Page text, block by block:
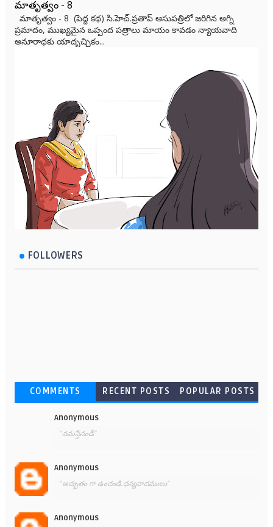
మాతృత్వం - 8
మాతృత్వం - 8 (పెద్ద కథ) సి.హెచ్.ప్రతాప్ ఆసుపత్రిలో జరిగిన అగ్ని
ప్రమాదం, ముఖ్యమైన ఒప్పంద పత్రాలు మాయం కావడం న్యాయవాది
అనూరాధకు యాదృచ్ఛికం...
FOLLOWERS
COMMENTS RECENT POSTS POPULAR POSTS
Anonymous
"నమస్తేనండీ"
Anonymous
"అద్భుతం గా ఉందండి.ధన్యవాదములు"
Anonymous